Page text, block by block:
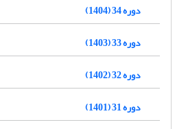
دوره 34 (1404)
دوره 33 (1403)
دوره 32 (1402)
دوره 31 (1401)